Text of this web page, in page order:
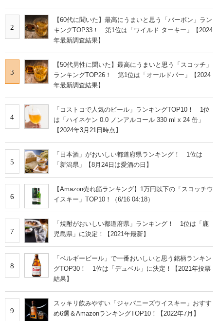
2
【60代に聞いた】最高にうまいと思う「バーボン」ラン
キングTOP33！ 第1位は「ワイルド ターキー」【2024
年最新調査結果】
3
【50代男性に聞いた】最高にうまいと思う「スコッチ」
ランキングTOP26！ 第1位は「オールドパー」【2024
年最新調査結果】
4
「コストコで人気のビール」ランキングTOP10！ 1位
は「ハイネケン 0.0 ノンアルコール 330 ml x 24 缶」
【2024年3月21日時点】
5
「日本酒」がおいしい都道府県ランキング！ 1位は
「新潟県」【8月24日は愛酒の日】
6
【Amazon売れ筋ランキング】1万円以下の「スコッチウ
イスキー」TOP10！（6/16 04:18）
7
「焼酎がおいしい都道府県」ランキング！ 1位は「鹿
児島県」に決定！【2021年最新】
8
「ベルギービール」で一番おいしいと思う銘柄ランキン
グTOP30！ 1位は「デュベル」に決定！【2021年投票
結果】
9
スッキリ飲みやすい「ジャパニーズウイスキー」おすす
め6選＆AmazonランキングTOP10！【2022年7月】